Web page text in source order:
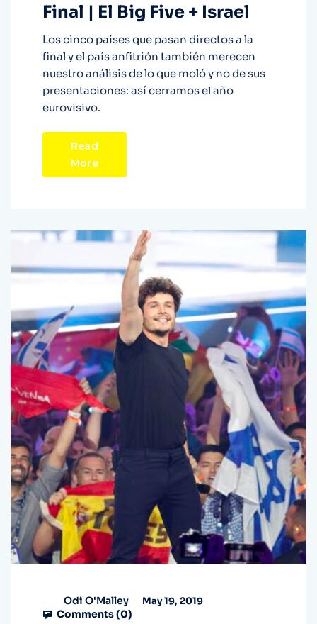
Final | El Big Five + Israel
Los cinco países que pasan directos a la
final y el país anfitrión también merecen
nuestro análisis de lo que moló y no de sus
presentaciones: así cerramos el año
eurovisivo.
Read
More
Odi O'Malley May 19, 2019
Comments (0)